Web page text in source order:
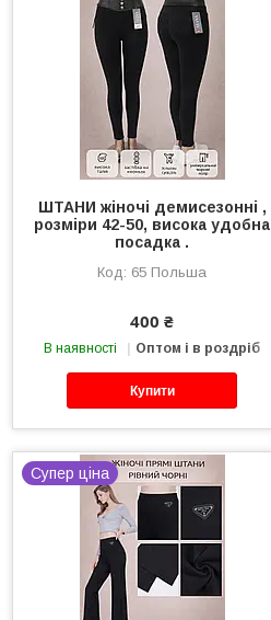
ШТАНИ жіночі демисезонні ,
розміри 42-50, висока удобна
посадка .
65 Польша
400 ₴
В наявності Оптом і в роздріб
Купити
Супер ціна